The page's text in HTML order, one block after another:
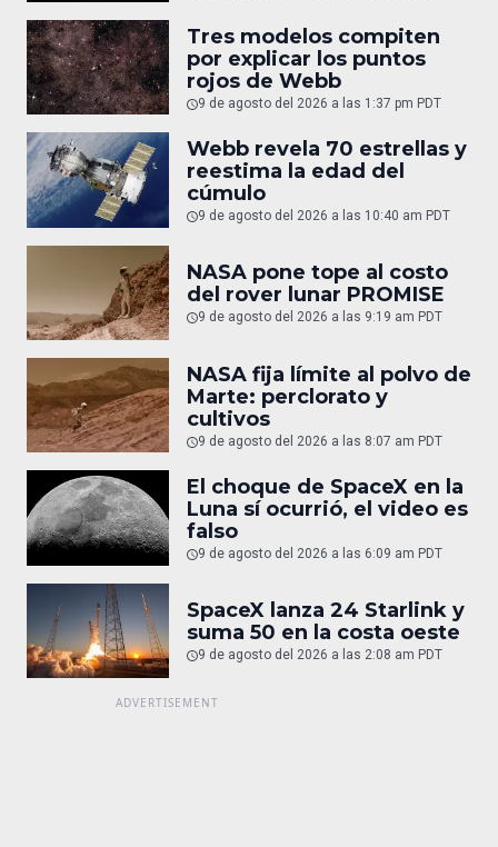
Tres modelos compiten
por explicar los puntos
rojos de Webb
9 de agosto del 2026 a las 1:37 pm PDT
Webb revela 70 estrellas y
reestima la edad del
cúmulo
9 de agosto del 2026 a las 10:40 am PDT
NASA pone tope al costo
del rover lunar PROMISE
9 de agosto del 2026 a las 9:19 am PDT
NASA fija límite al polvo de
Marte: perclorato y
cultivos
9 de agosto del 2026 a las 8:07 am PDT
El choque de SpaceX en la
Luna sí ocurrió, el video es
falso
9 de agosto del 2026 a las 6:09 am PDT
SpaceX lanza 24 Starlink y
suma 50 en la costa oeste
9 de agosto del 2026 a las 2:08 am PDT